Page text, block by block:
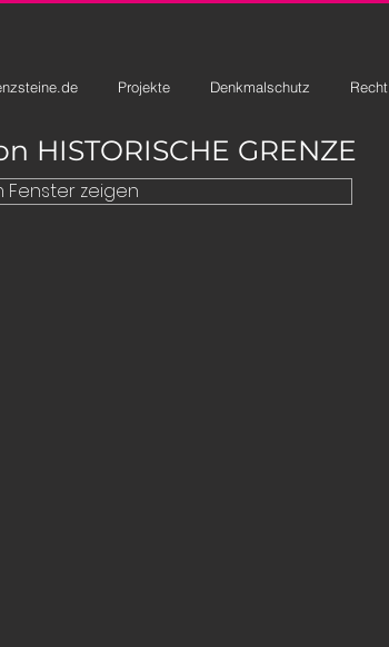
Projekte Denkmalschutz Recht
HISTORISCHE GRENZE
Fenster zeigen